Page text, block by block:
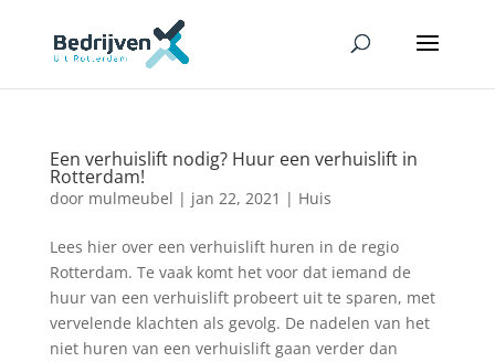
Een verhuislift nodig? Huur een verhuislift in
Rotterdam!
door mulmeubel | jan 22, 2021 | Huis
Lees hier over een verhuislift huren in de regio
Rotterdam. Te vaak komt het voor dat iemand de
huur van een verhuislift probeert uit te sparen, met
vervelende klachten als gevolg. De nadelen van het
niet huren van een verhuislift gaan verder dan